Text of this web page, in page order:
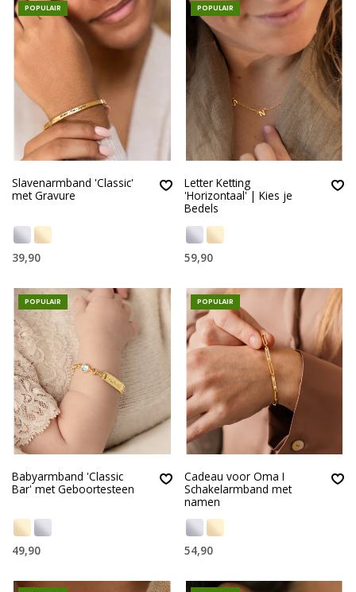
POPULAIR
Slavenarmband 'Classic'
met Gravure
39,90
POPULAIR
Letter Ketting
'Horizontaal' | Kies je
Bedels
59,90
POPULAIR
Babyarmband 'Classic
Bar' met Geboortesteen
49,90
POPULAIR
Cadeau voor Oma I
Schakelarmband met
namen
54,90